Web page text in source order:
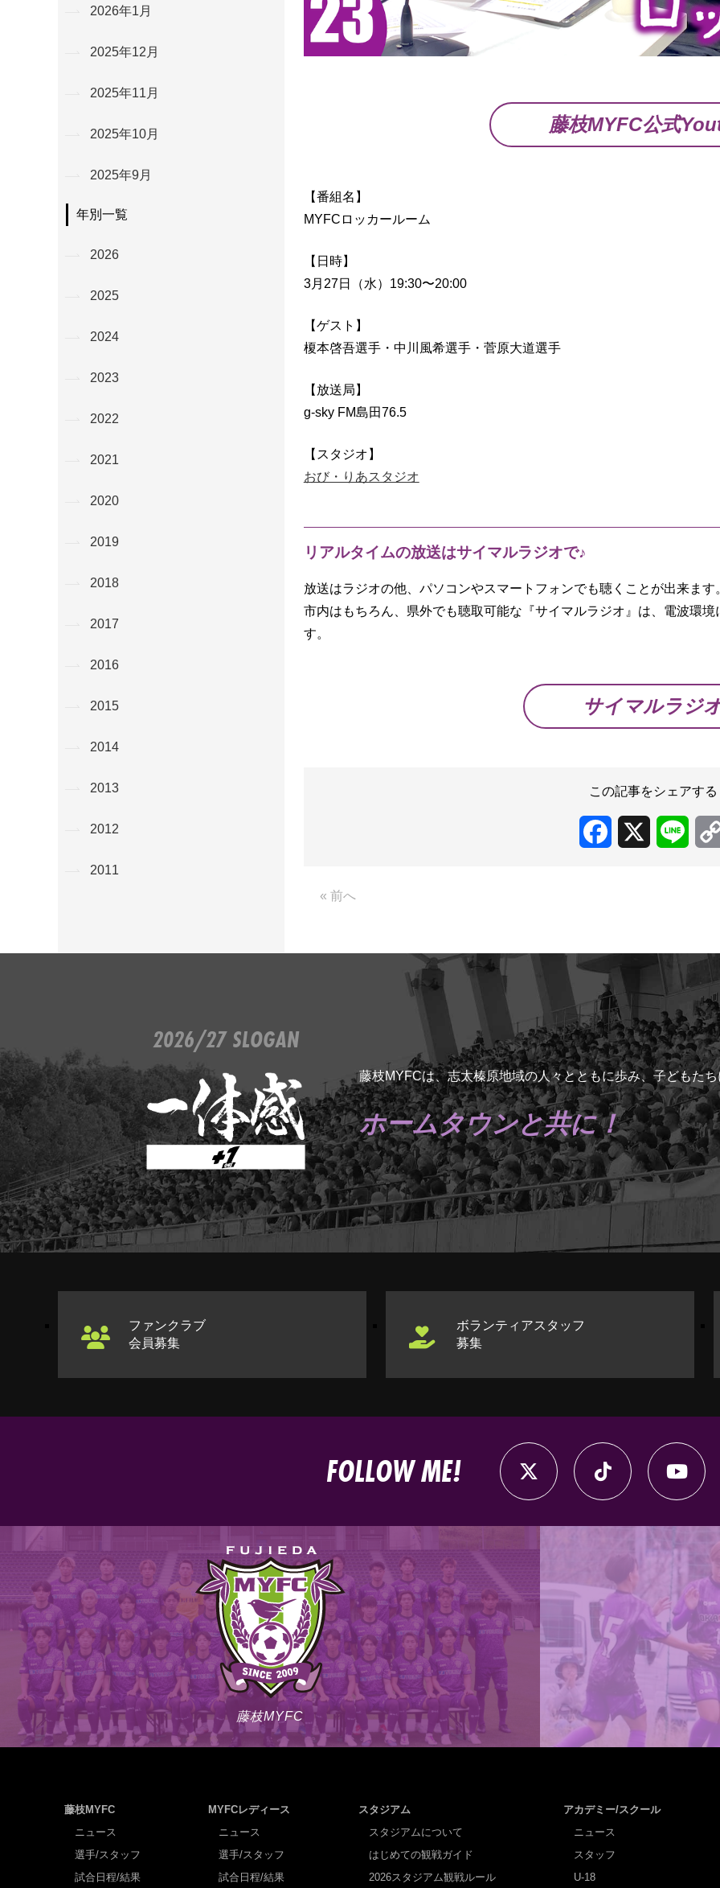
藤枝MYFC公式
【番組名】
MYFCロッカールーム
【日時】
3月27日（水）19:30〜20:00
【ゲスト】
榎本啓吾選手・中川風希選手・菅原大道選手
【放送局】
g-sky FM島田76.5
【スタジオ】
おび・りあスタジオ
リアルタイムの放送はサイマルラジオで♪
放送はラジオの他、パソコンやスマートフォンでも聴くことが出来ます
市内はもちろん、県外でも聴取可能な『サイマルラジオ』は、電波環
す。
サイマルラジ
この記事をシェアする
Facebook Line
« 前へ
2026年1月
2025年12月
2025年11月
2025年10月
2025年9月
年別一覧
2026
2025
2024
2023
2022
2021
2020
2019
2018
2017
2016
2015
2014
2013
2012
2011
2026/27 SLOGAN
藤枝MYFCは、志太榛原地域の人々とともに歩み、子どもた
ホームタウンと共に！
ファンクラブ
会員募集
ボランティアスタッフ
募集
FOLLOW ME!
藤枝MYFC
藤枝MYFC
ニュース
選手/スタッフ
試合日程/結果
MYFCレディース
ニュース
選手/スタッフ
試合日程/結果
スタジアム
スタジアムについて
はじめての観戦ガイド
2026スタジアム観戦ルール
アカデミー/スクール
ニュース
スタッフ
U-18